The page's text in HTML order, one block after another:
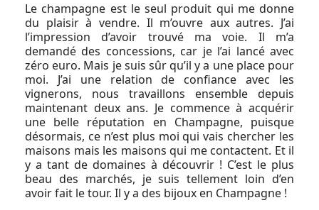
Le champagne est le seul produit qui me donne
du plaisir à vendre. Il m’ouvre aux autres. J’ai
l’impression d’avoir trouvé ma voie. Il m’a
demandé des concessions, car je l’ai lancé avec
zéro euro. Mais je suis sûr qu’il y a une place pour
moi. J’ai une relation de confiance avec les
vignerons, nous travaillons ensemble depuis
maintenant deux ans. Je commence à acquérir
une belle réputation en Champagne, puisque
désormais, ce n’est plus moi qui vais chercher les
maisons mais les maisons qui me contactent. Et il
y a tant de domaines à découvrir ! C’est le plus
beau des marchés, je suis tellement loin d’en
avoir fait le tour. Il y a des bijoux en Champagne !